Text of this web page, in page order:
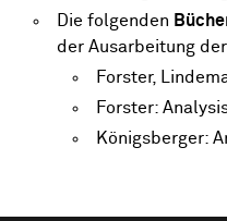
Die folgenden
der Ausarbeitung
Forster,
Forster:
Königsberger: